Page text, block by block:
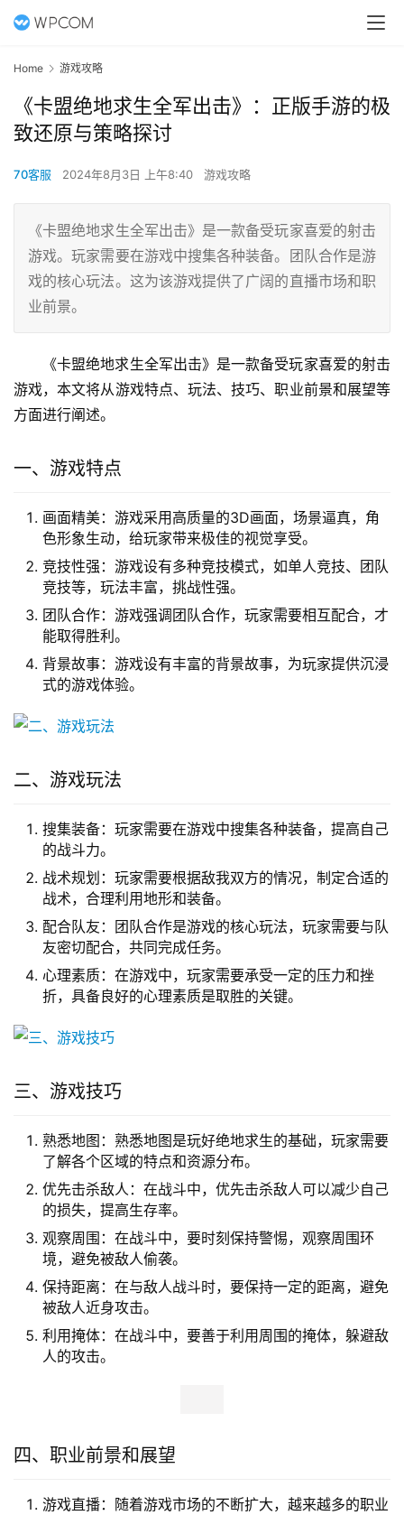
Home 游戏攻略
《卡盟绝地求生全军出击》：正版手游的极
致还原与策略探讨
70客服 2024年8月3日 上午8:40 游戏攻略
《卡盟绝地求生全军出击》是一款备受玩家喜爱的射击
游戏。玩家需要在游戏中搜集各种装备。团队合作是游
戏的核心玩法。这为该游戏提供了广阔的直播市场和职
业前景。
《卡盟绝地求生全军出击》是一款备受玩家喜爱的射击
游戏，本文将从游戏特点、玩法、技巧、职业前景和展望等
方面进行阐述。
一、游戏特点
画面精美：游戏采用高质量的3D画面，场景逼真，角
色形象生动，给玩家带来极佳的视觉享受。
竞技性强：游戏设有多种竞技模式，如单人竞技、团队
竞技等，玩法丰富，挑战性强。
团队合作：游戏强调团队合作，玩家需要相互配合，才
能取得胜利。
背景故事：游戏设有丰富的背景故事，为玩家提供沉浸
式的游戏体验。
二、游戏玩法
搜集装备：玩家需要在游戏中搜集各种装备，提高自己
的战斗力。
战术规划：玩家需要根据敌我双方的情况，制定合适的
战术，合理利用地形和装备。
配合队友：团队合作是游戏的核心玩法，玩家需要与队
友密切配合，共同完成任务。
心理素质：在游戏中，玩家需要承受一定的压力和挫
折，具备良好的心理素质是取胜的关键。
三、游戏技巧
熟悉地图：熟悉地图是玩好绝地求生的基础，玩家需要
了解各个区域的特点和资源分布。
优先击杀敌人：在战斗中，优先击杀敌人可以减少自己
的损失，提高生存率。
观察周围：在战斗中，要时刻保持警惕，观察周围环
境，避免被敌人偷袭。
保持距离：在与敌人战斗时，要保持一定的距离，避免
被敌人近身攻击。
利用掩体：在战斗中，要善于利用周围的掩体，躲避敌
人的攻击。
四、职业前景和展望
游戏直播：随着游戏市场的不断扩大，越来越多的职业